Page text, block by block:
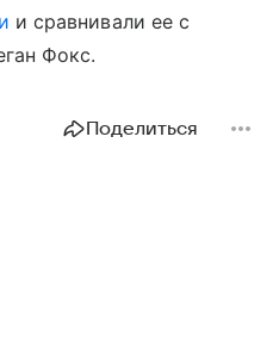
и сравнивали ее с
Фокс.
Поделиться